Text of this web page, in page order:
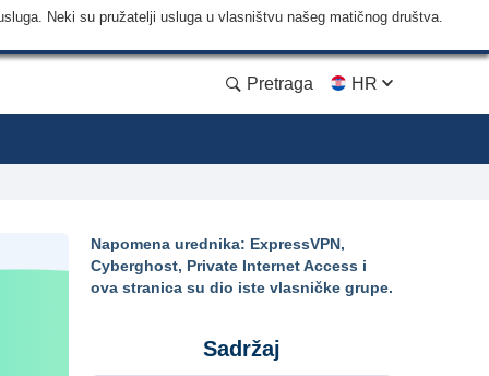
Neki su pružatelji usluga u vlasništvu našeg matičnog društva.
Pretraga HR
Napomena urednika: ExpressVPN,
Cyberghost, Private Internet Access i
ova stranica su dio iste vlasničke grupe.
Sadržaj